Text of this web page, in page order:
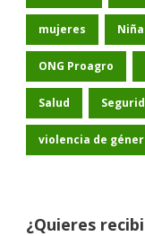
mujeres
ONG Proagro
Salud
violencia de
¿Quieres